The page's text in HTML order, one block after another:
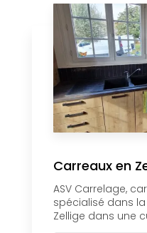
Carreaux en
ASV Carrelage,
spécialisé dans
Zellige dans une